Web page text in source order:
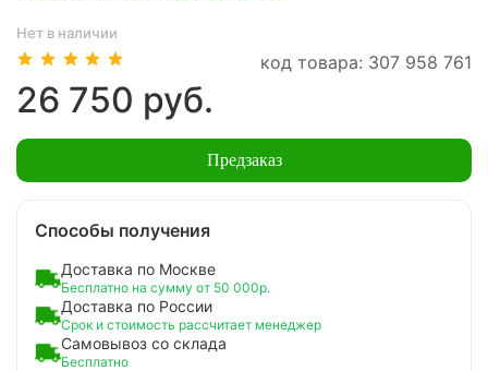
Нет в наличии
код товара: 307 958 761
26 750 руб.
Предзаказ
Способы получения
Доставка по Москве
Бесплатно на сумму от 50 000р.
Доставка по России
Срок и стоимость рассчитает менеджер
Самовывоз со склада
Бесплатно